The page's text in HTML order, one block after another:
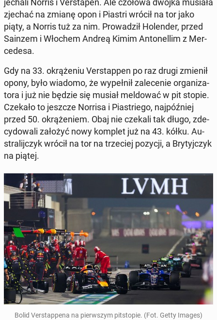
jechali Norris i Ver­sta­pen. Ale czołowa dwójka musiała
zjechać na zmianę opon i Piastri wrócił na tor jako
piąty, a Norris tuż za nim. Pro­wa­dził Ho­len­der, przed
Sainzem i Włochem Andreą Kimim An­to­nel­lim z Mer­
ce­de­sa.
Gdy na 33. okrą­że­niu Ver­stap­pen po raz drugi zmienił
opony, było wiadomo, że wy­peł­nił za­le­ce­nie or­ga­ni­za­
to­ra i już nie będzie się musiał mel­do­wać w pit stopie.
Czekało to jeszcze Norrisa i Pia­strie­go, naj­póź­niej
przed 50. okrą­że­niem. Obaj nie czekali tak długo, zde­
cy­do­wa­li założyć nowy komplet już na 43. kółku. Au­
stra­lij­czyk wrócił na tor na trze­ciej pozycji, a Bry­tyj­czyk
na piątej.
Bolid Ver­stap­pe­na na pierw­szym pit­sto­pie. (Fot. Getty Images)